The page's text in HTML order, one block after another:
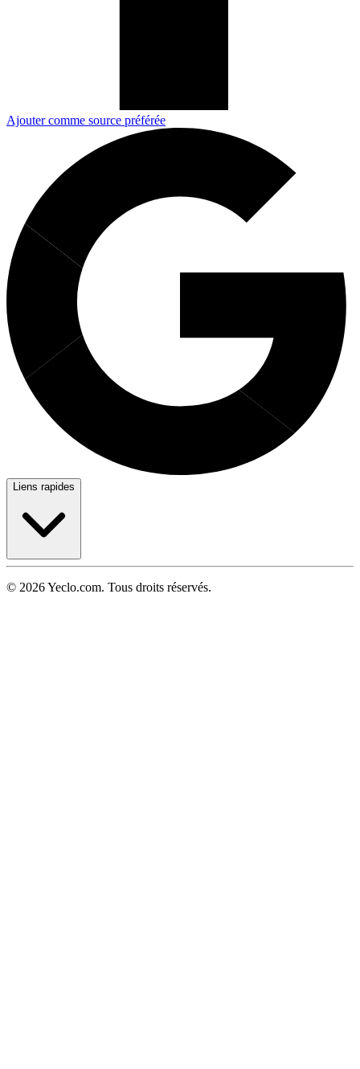
Ajouter comme source préférée
Liens rapides
© 2026 Yeclo.com. Tous droits réservés.